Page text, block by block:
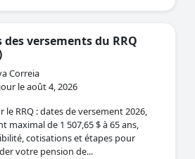
des versements du RRQ
Correia
le août 4, 2026
le RRQ : dates de versement 2026,
maximal de 1 507,65 $ à 65 ans,
cotisations et étapes pour
votre pension de...